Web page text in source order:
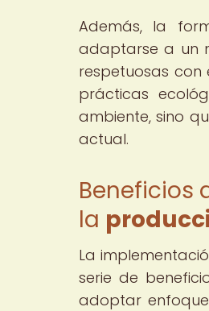
Además, la
adaptarse a un
respetuosas con
prácticas
ambiente, sino
actual.
Beneficios
la
La
serie de
adoptar